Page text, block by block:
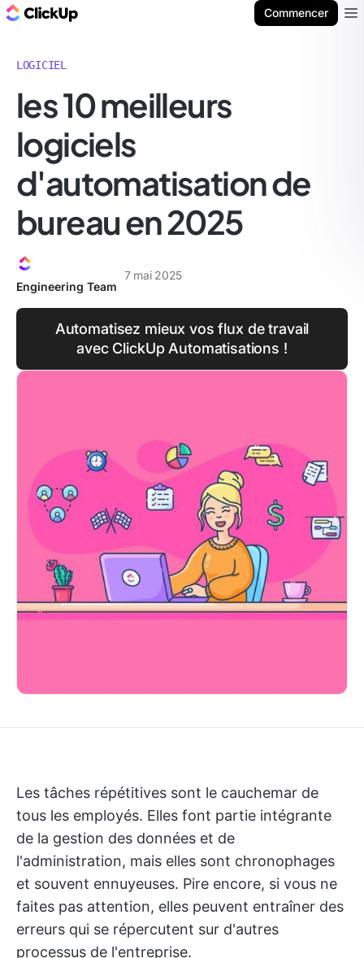
Commencer
LOGICIEL
les 10 meilleurs
logiciels
d'automatisation de
bureau en 2025
Engineering Team
7 mai 2025
Automatisez mieux vos flux de travail
avec ClickUp Automatisations !
Les tâches répétitives sont le cauchemar de
tous les employés. Elles font partie intégrante
de la gestion des données et de
l'administration, mais elles sont chronophages
et souvent ennuyeuses. Pire encore, si vous ne
faites pas attention, elles peuvent entraîner des
erreurs qui se répercutent sur d'autres
processus de l'entreprise.